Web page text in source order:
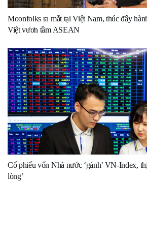
Moonfolks ra mắt tại Việt Nam, thúc đẩy
Việt vươn tầm ASEAN
Cổ phiếu vốn Nhà nước ‘gánh’ VN-Index,
lòng’